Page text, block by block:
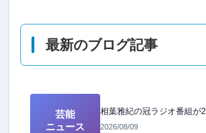
最新のブログ記事
芸能
ニュース
2026/08/09